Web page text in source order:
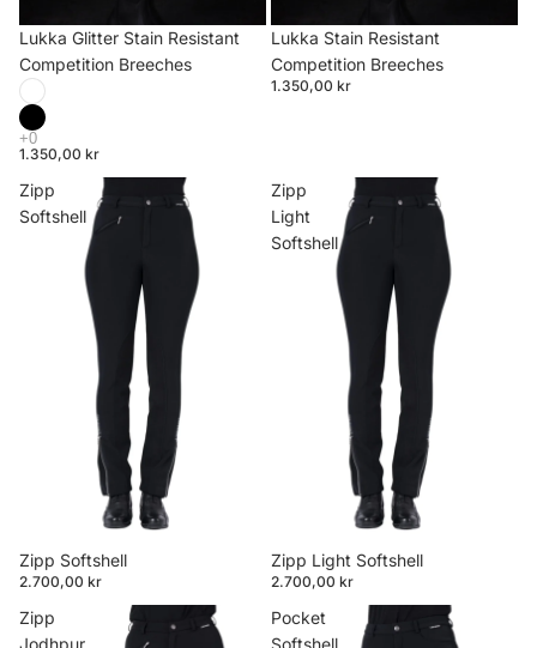
Lukka Glitter Stain Resistant
Competition Breeches
1.350,00 kr
Lukka Stain Resistant
Competition Breeches
1.350,00 kr
Zipp
Softshell
Zipp Softshell
2.700,00 kr
Zipp
Light
Softshell
Zipp Light Softshell
2.700,00 kr
Zipp
Pocket